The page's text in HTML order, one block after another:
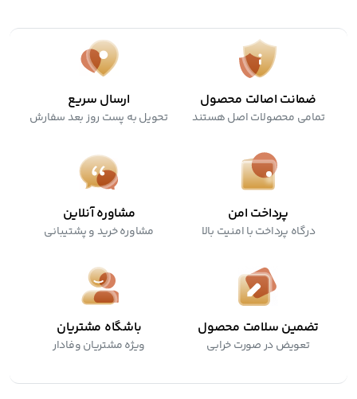
ضمانت اصالت محصول
تمامی محصولات اصل هستند
ارسال سریع
تحویل به پست روز بعد سفارش
پرداخت امن
درگاه پرداخت با امنیت بالا
مشاوره آنلاین
مشاوره خرید و پشتیبانی
تضمین سلامت محصول
تعویض در صورت خرابی
باشگاه مشتریان
ویژه مشتریان وفادار